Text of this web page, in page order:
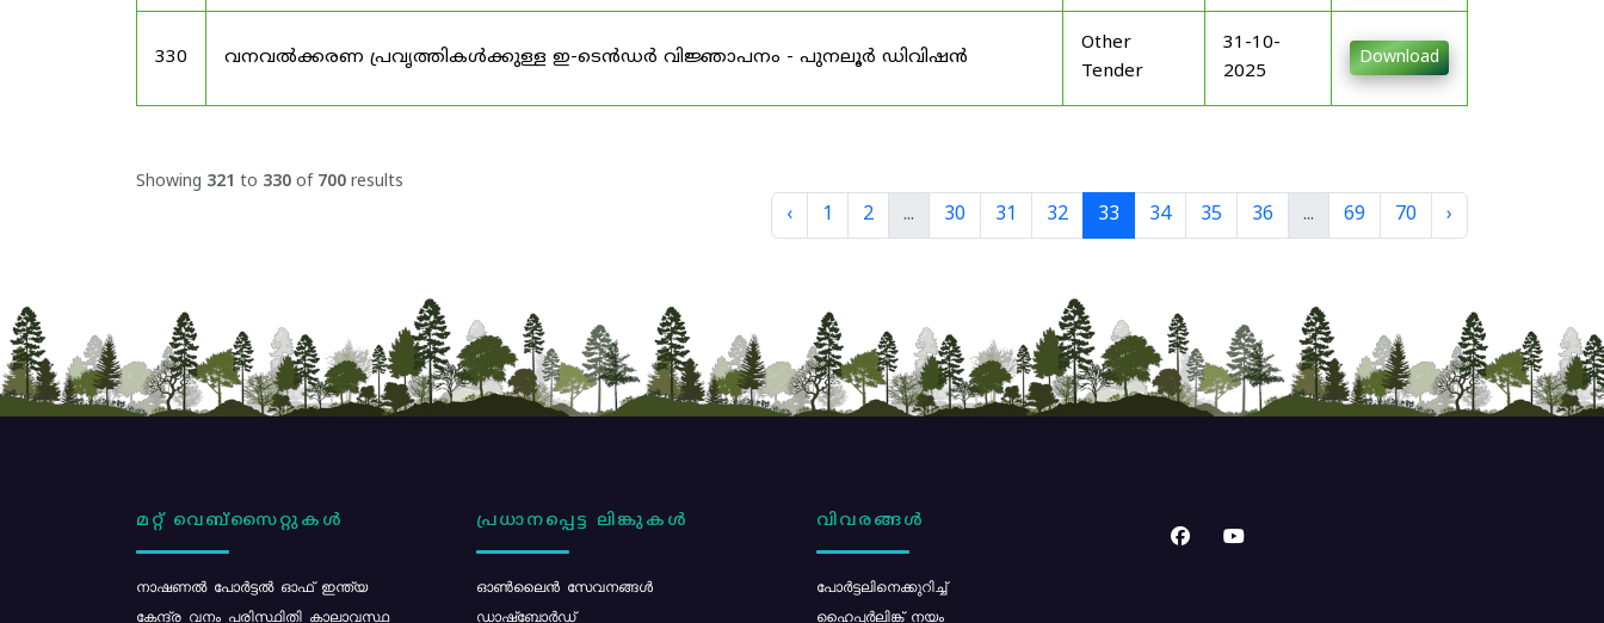
330 വനവൽക്കരണ പ്രവൃത്തികൾക്കുള്ള ഇ-ടെൻഡർ വിജ്ഞാപനം - പുനലൂർ ഡിവിഷൻ
Other
Tender
31-10-
2025
Download
Showing 321 to 330 of 700 results
‹ 1 2 ... 30 31 32 33 34 35 36 ... 69 70 ›
മറ്റ് വെബ്സൈറ്റുകൾ
നാഷണൽ പോർട്ടൽ ഓഫ് ഇന്ത്യ
കേന്ദ്ര വനം പരിസ്ഥിതി കാലാവസ്ഥ
പ്രധാനപ്പെട്ട ലിങ്കുകൾ
ഓൺലൈൻ സേവനങ്ങൾ
ഡാഷ്ബോർഡ്
വിവരങ്ങൾ
പോര്‍ട്ടലിനെക്കുറിച്ച്
ഹൈപ്പർലിങ്ക് നയം